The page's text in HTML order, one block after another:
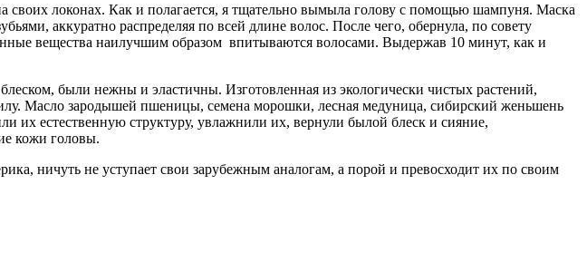
своих локонах. Как и полагается, я тщательно вымыла голову с помощью шампуня. Маска
аккуратно распределяя по всей длине волос. После чего, обернула, по совету
вещества наилучшим образом впитываются волосами. Выдержав 10 минут, как и
были нежны и эластичны. Изготовленная из экологически чистых растений,
Масло зародышей пшеницы, семена морошки, лесная медуница, сибирский женьшень
их естественную структуру, увлажнили их, вернули былой блеск и сияние,
кожи головы.
ничуть не уступает свои зарубежным аналогам, а порой и превосходит их по своим